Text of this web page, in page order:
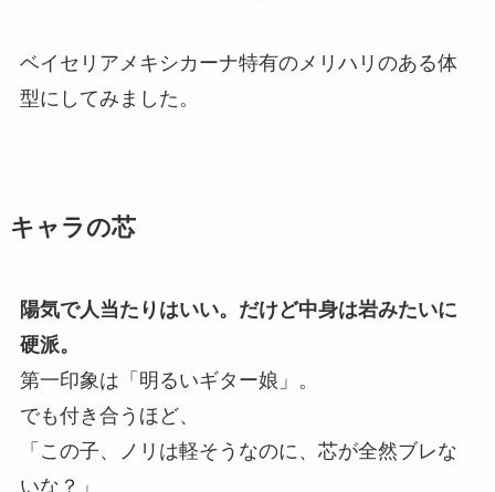
ベイセリアメキシカーナ特有のメリハリのある体
型にしてみました。
キャラの芯
陽気で人当たりはいい。だけど中身は岩みたいに
硬派。
第一印象は「明るいギター娘」。
でも付き合うほど、
「この子、ノリは軽そうなのに、芯が全然ブレな
いな？」